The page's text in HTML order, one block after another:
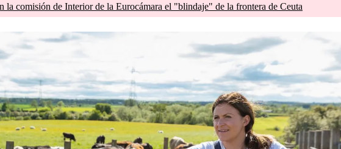
la comisión de Interior de la Eurocámara el "blindaje" de la frontera de Ceuta